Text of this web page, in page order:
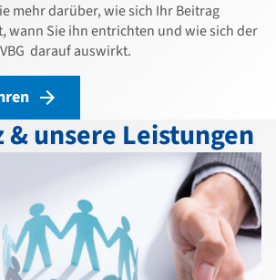
mehr darüber, wie sich Ihr Beitrag
wann Sie ihn entrichten und wie sich der
darauf auswirkt.
& unsere Leistungen